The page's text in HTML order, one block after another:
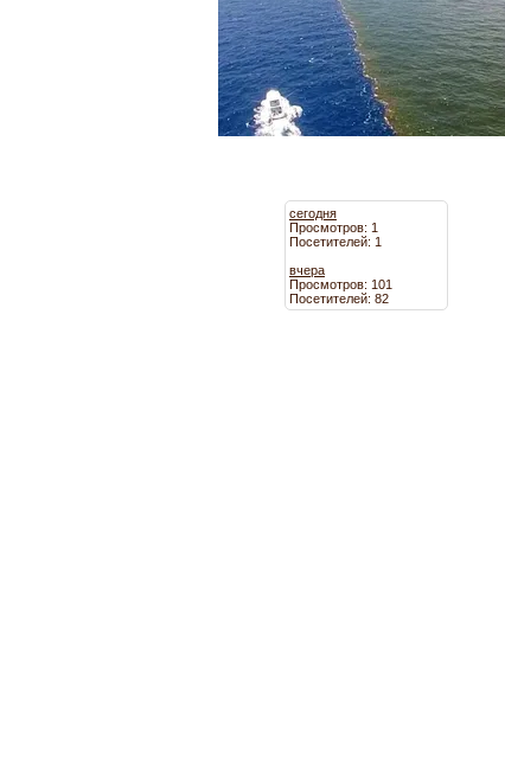
сегодня
Просмотров: 1
Посетителей: 1
вчера
Просмотров: 101
Посетителей: 82